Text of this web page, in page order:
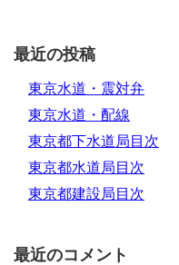
最近の投稿
東京水道・震対弁
東京水道・配線
東京都下水道局目次
東京都水道局目次
東京都建設局目次
最近のコメント